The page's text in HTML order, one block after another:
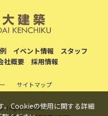
。Cookieの使用に関する詳細
イベント情報
スタッフ
社概要 採用情報
サイトマップ
Rights Reserved.